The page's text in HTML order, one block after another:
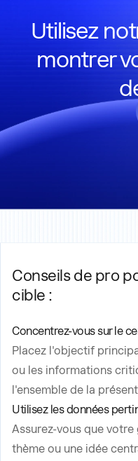
Utilisez
montrer
Conseils de pro
cible :
Concentrez-vous sur le
Placez l'objectif
ou les informations
l'ensemble de la
Utilisez les données
Assurez-vous que
thème ou une idée